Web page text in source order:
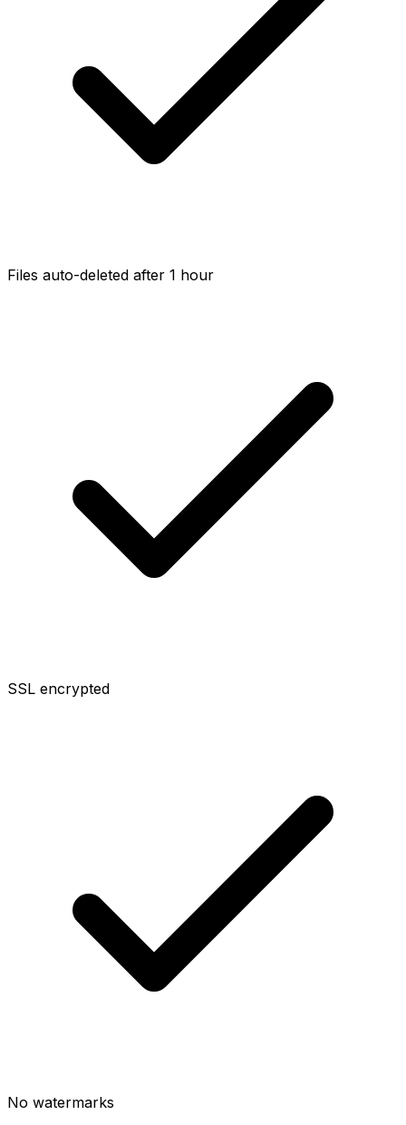
Files auto-deleted after 1 hour
SSL encrypted
No watermarks